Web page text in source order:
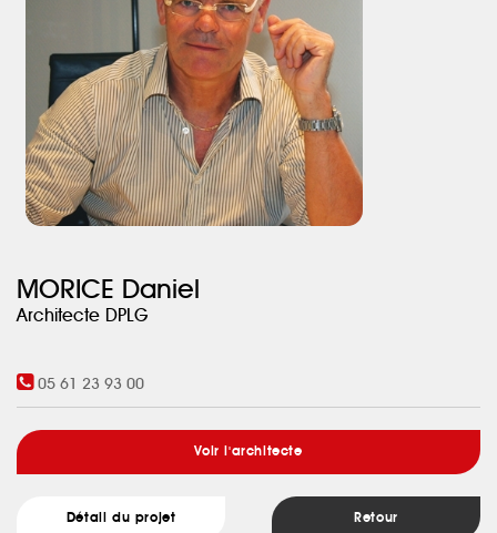
naturellement sur l’espace de vie et se prolonge vers le jardin
arboré au sud et à l’ouest, renforçant le lien permanent entre
intérieur et extérieur.
MORICE Daniel
Architecte DPLG
05 61 23 93 00
Voir l'architecte
Détail du projet Retour